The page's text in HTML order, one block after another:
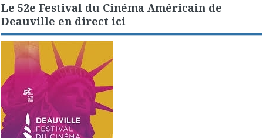
Le 52e Festival du Cinéma Américain de
Deauville en direct ici